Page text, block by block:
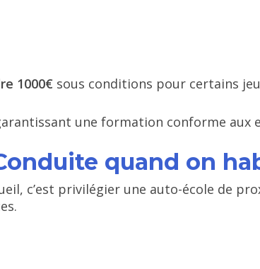
1000€sous conditions pour certains
une formation conforme aux
quand on
c’est privilégier une auto-école de